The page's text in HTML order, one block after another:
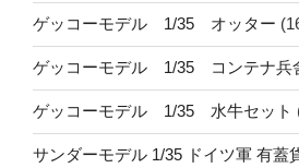
ゲッコーモデル 1/35 オッター
ゲッコーモデル 1/35 コンテナ兵
ゲッコーモデル 1/35 水牛セット
サンダーモデル 1/35 ドイツ軍 有蓋